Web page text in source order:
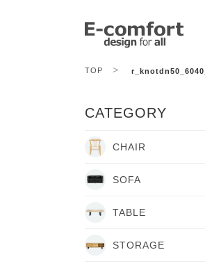
TOP >
CATEGORY
CHAIR
SOFA
TABLE
STORAGE